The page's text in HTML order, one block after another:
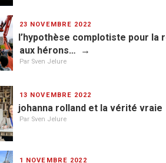
LE
23 NOVEMBRE 2022
l’hypothèse complotiste pour la
aux hérons…
Par Sven Jelure
LE
13 NOVEMBRE 2022
johanna rolland et la vérité vraie
Par Sven Jelure
1 NOVEMBRE 2022